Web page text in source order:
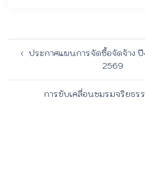
Post
navigation
ประกาศแผนการจัดซื้อจัดจ้าง
2569
การขับเคลื่อนชมรมจริยธร